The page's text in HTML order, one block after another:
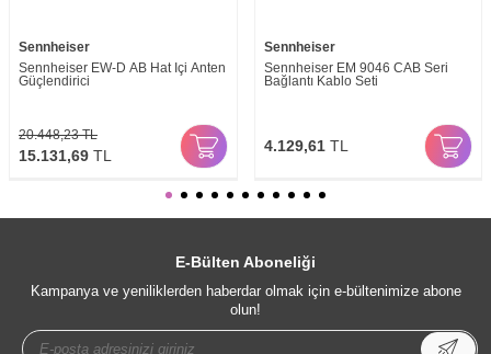
Sennheiser
Sennheiser EW-D AB Hat İçi Anten
Güçlendirici
20.448,23TL
15.131,69 TL
Sennheiser
Sennheiser EM 9046 CAB Seri
Bağlantı Kablo Seti
4.129,61TL
E-Bülten Aboneliği
Kampanya ve yeniliklerden haberdar olmak için e-bültenimize abone
olun!